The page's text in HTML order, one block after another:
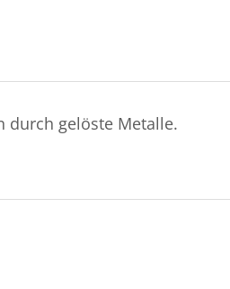
durch gelöste Metalle.